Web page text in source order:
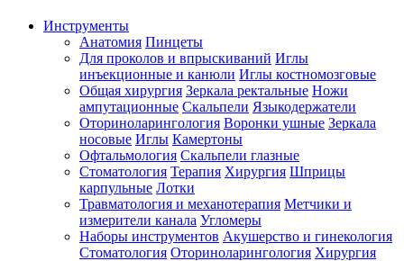
Инструменты
Анатомия Пинцеты
Для проколов и впрыскиваний Иглы
инъекционные и канюли Иглы костномозговые
Общая хирургия Зеркала ректальные Ножи
ампутационные Скальпели Языкодержатели
Оториноларингология Воронки ушные Зеркала
носовые Иглы Камертоны
Офтальмология Скальпели глазные
Стоматология Терапия Хирургия Шприцы
карпульные Лотки
Травматология и механотерапия Метчики и
измерители канала Угломеры
Наборы инструментов Акушерство и гинекология
Стоматология Оториноларингология Хирургия